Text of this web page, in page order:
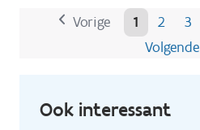
Vorige 1 2 3
Volgende
Ook interessant